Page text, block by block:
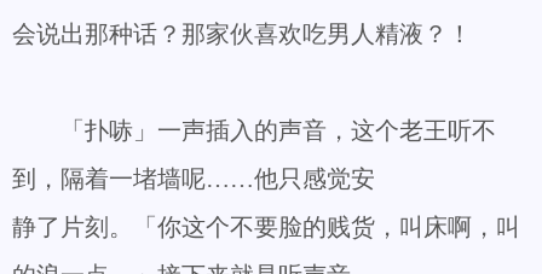
会说出那种话？那家伙喜欢吃男人精液？！
「扑哧」一声插入的声音，这个老王听不
到，隔着一堵墙呢……他只感觉安
静了片刻。「你这个不要脸的贱货，叫床啊，叫